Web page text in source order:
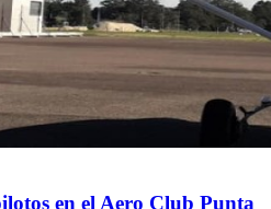
en el Aero Club Punta